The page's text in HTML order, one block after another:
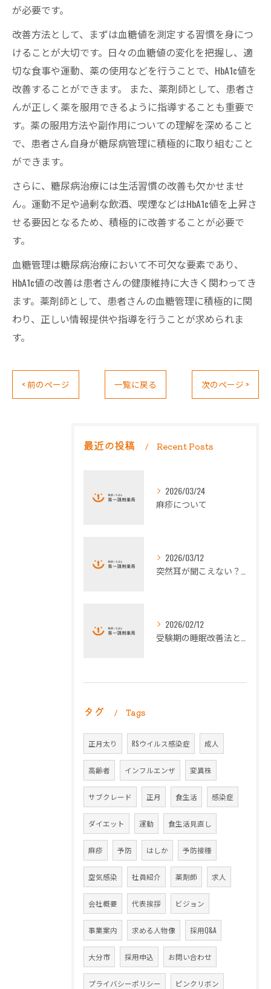
が必要です。
改善方法として、まずは血糖値を測定する習慣を身につ
けることが大切です。日々の血糖値の変化を把握し、適
切な食事や運動、薬の使用などを行うことで、HbA1c値を
改善することができます。 また、薬剤師として、患者さ
んが正しく薬を服用できるように指導することも重要で
す。薬の服用方法や副作用についての理解を深めること
で、患者さん自身が糖尿病管理に積極的に取り組むこと
ができます。
さらに、糖尿病治療には生活習慣の改善も欠かせませ
ん。運動不足や過剰な飲酒、喫煙などはHbA1c値を上昇さ
せる要因となるため、積極的に改善することが必要で
す。
血糖管理は糖尿病治療において不可欠な要素であり、
HbA1c値の改善は患者さんの健康維持に大きく関わってき
ます。薬剤師として、患者さんの血糖管理に積極的に関
わり、正しい情報提供や指導を行うことが求められま
す。
< 前のページ 一覧に戻る 次のページ >
最近の投稿 Recent Posts
2026/03/24
麻疹について
2026/03/12
2026/02/12
タグ Tags
正月太り RSウイルス感染症 成人
高齢者 インフルエンザ 変異株
サブクレード 正月 食生活 感染症
ダイエット 運動 食生活見直し
麻疹 予防 はしか 予防接種
空気感染 社員紹介 薬剤師 求人
会社概要 代表挨拶 ビジョン
事業案内 求める人物像 採用Q&A
大分市 採用申込 お問い合わせ
プライバシーポリシー ピンクリボン